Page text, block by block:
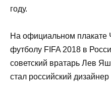
году.
На официальном плакате
футболу FIFA 2018 в
советский вратарь Лев
стал российский